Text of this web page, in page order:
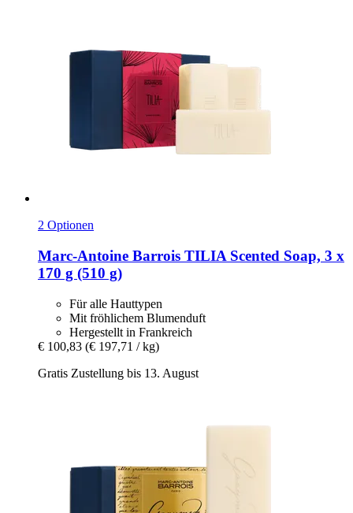
2 Optionen
Marc-Antoine Barrois TILIA Scented Soap, 3 x
170 g (510 g)
Für alle Hauttypen
Mit fröhlichem Blumenduft
Hergestellt in Frankreich
€ 100,83 (€ 197,71 / kg)
Gratis Zustellung bis 13. August